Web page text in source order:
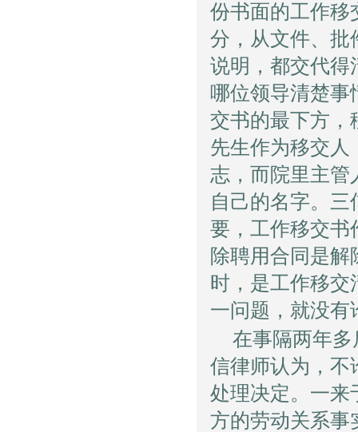
份书面的工作移
分，从文件、批
说明，都交代得
哪位领导清楚
交书的最下方，
先生作为移交人
志，而院里主管
自己的名字。
要，工作移交书
除聘用合同是
时，是工作移
一问题，就没有
在事隔两年
信律师认为，不
处理决定。一来
方的劳动关系事